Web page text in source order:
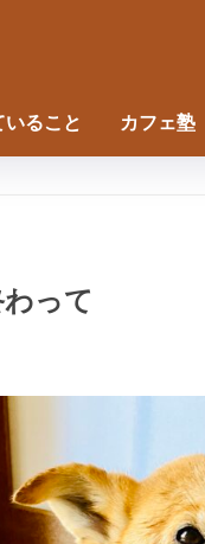
いること カフェ塾
って